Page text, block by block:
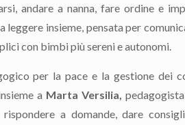
andare a nanna, fare ordine e
insieme, pensata per
con bimbi più sereni e autonomi.
per la pace e la gestione dei
a Marta Versilia,
a domande, dare